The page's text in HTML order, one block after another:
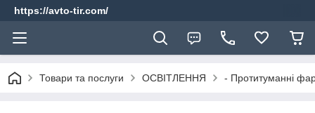
https://avto-tir.com/
Товари та послуги ОСВІТЛЕННЯ - Протитуманні